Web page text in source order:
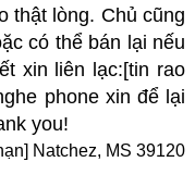
thật lòng. Chủ cũng
có thể bán lại nếu
xin liên lạc:[tin rao
phone xin để lại
you!
Natchez, MS 39120